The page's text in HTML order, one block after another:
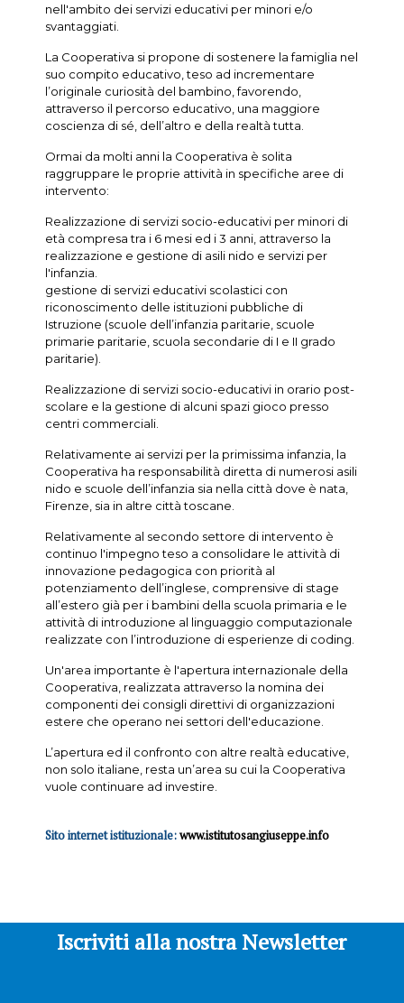
nell'ambito dei servizi educativi per minori e/o
svantaggiati.
La Cooperativa si propone di sostenere la famiglia nel
suo compito educativo, teso ad incrementare
l’originale curiosità del bambino, favorendo,
attraverso il percorso educativo, una maggiore
coscienza di sé, dell’altro e della realtà tutta.
Ormai da molti anni la Cooperativa è solita
raggruppare le proprie attività in specifiche aree di
intervento:
Realizzazione di servizi socio-educativi per minori di
età compresa tra i 6 mesi ed i 3 anni, attraverso la
realizzazione e gestione di asili nido e servizi per
l'infanzia.
gestione di servizi educativi scolastici con
riconoscimento delle istituzioni pubbliche di
Istruzione (scuole dell’infanzia paritarie, scuole
primarie paritarie, scuola secondarie di I e II grado
paritarie).
Realizzazione di servizi socio-educativi in orario post-
scolare e la gestione di alcuni spazi gioco presso
centri commerciali.
Relativamente ai servizi per la primissima infanzia, la
Cooperativa ha responsabilità diretta di numerosi asili
nido e scuole dell’infanzia sia nella città dove è nata,
Firenze, sia in altre città toscane.
Relativamente al secondo settore di intervento è
continuo l'impegno teso a consolidare le attività di
innovazione pedagogica con priorità al
potenziamento dell’inglese, comprensive di stage
all’estero già per i bambini della scuola primaria e le
attività di introduzione al linguaggio computazionale
realizzate con l’introduzione di esperienze di coding.
Un'area importante è l'apertura internazionale della
Cooperativa, realizzata attraverso la nomina dei
componenti dei consigli direttivi di organizzazioni
estere che operano nei settori dell'educazione.
L’apertura ed il confronto con altre realtà educative,
non solo italiane, resta un’area su cui la Cooperativa
vuole continuare ad investire.
Sito internet istituzionale:www.istitutosangiuseppe.info
Iscriviti alla nostra Newsletter